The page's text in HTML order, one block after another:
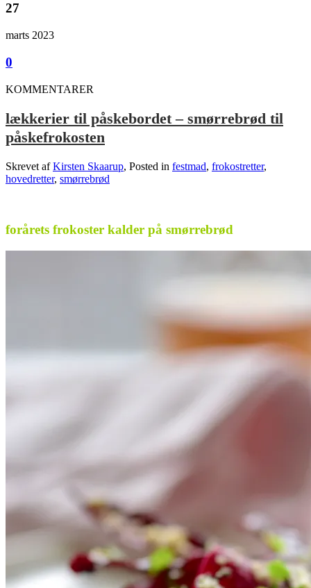
27
marts 2023
0
KOMMENTARER
lækkerier til påskebordet – smørrebrød til
påskefrokosten
Skrevet afKirsten Skaarup, Posted in festmad, frokostretter,
hovedretter, smørrebrød
forårets frokoster kalder på smørrebrød